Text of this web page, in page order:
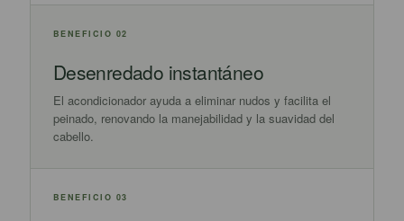
BENEFICIO 02
Desenredado instantáneo
El acondicionador ayuda a eliminar nudos y facilita el
peinado, renovando la manejabilidad y la suavidad del
cabello.
BENEFICIO 03